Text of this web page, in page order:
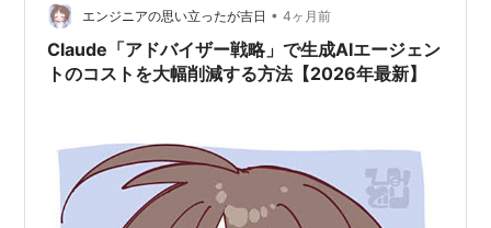
エンジニアの思い立ったが吉日 • 4ヶ月前
Claude「アドバイザー戦略」で生成AIエージェン
トのコストを大幅削減する方法【2026年最新】